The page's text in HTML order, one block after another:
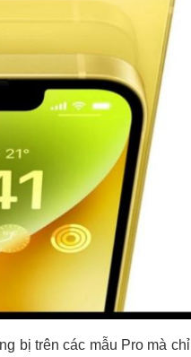
bị trên các mẫu Pro mà